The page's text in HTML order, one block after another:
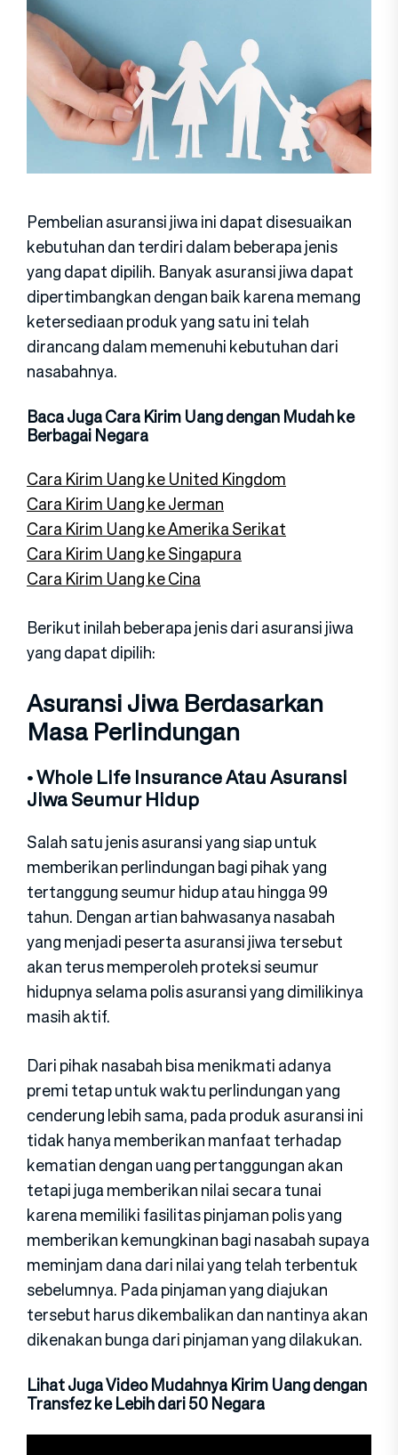
Pembelian asuransi jiwa ini dapat disesuaikan
kebutuhan dan terdiri dalam beberapa jenis
yang dapat dipilih. Banyak asuransi jiwa dapat
dipertimbangkan dengan baik karena memang
ketersediaan produk yang satu ini telah
dirancang dalam memenuhi kebutuhan dari
nasabahnya.
Baca Juga Cara Kirim Uang dengan Mudah ke
Berbagai Negara
Cara Kirim Uang ke United Kingdom
Cara Kirim Uang ke Jerman
Cara Kirim Uang ke Amerika Serikat
Cara Kirim Uang ke Singapura
Cara Kirim Uang ke Cina
Berikut inilah beberapa jenis dari asuransi jiwa
yang dapat dipilih:
Asuransi Jiwa Berdasarkan
Masa Perlindungan
• Whole Life Insurance Atau Asuransi
Jiwa Seumur Hidup
Salah satu jenis asuransi yang siap untuk
memberikan perlindungan bagi pihak yang
tertanggung seumur hidup atau hingga 99
tahun. Dengan artian bahwasanya nasabah
yang menjadi peserta asuransi jiwa tersebut
akan terus memperoleh proteksi seumur
hidupnya selama polis asuransi yang dimilikinya
masih aktif.
Dari pihak nasabah bisa menikmati adanya
premi tetap untuk waktu perlindungan yang
cenderung lebih sama, pada produk asuransi ini
tidak hanya memberikan manfaat terhadap
kematian dengan uang pertanggungan akan
tetapi juga memberikan nilai secara tunai
karena memiliki fasilitas pinjaman polis yang
memberikan kemungkinan bagi nasabah supaya
meminjam dana dari nilai yang telah terbentuk
sebelumnya. Pada pinjaman yang diajukan
tersebut harus dikembalikan dan nantinya akan
dikenakan bunga dari pinjaman yang dilakukan.
Lihat Juga Video Mudahnya Kirim Uang dengan
Transfez ke Lebih dari 50 Negara